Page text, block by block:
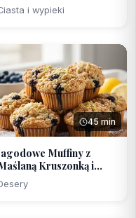
i wypieki
45 min
Muffiny z
Kruszonką i